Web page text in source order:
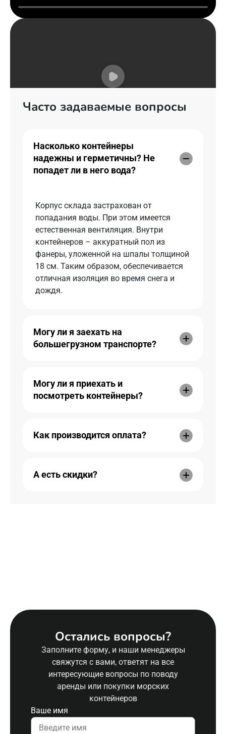
Часто задаваемые вопросы
Насколько контейнеры
надежны и герметичны? Не
попадет ли в него вода?
Корпус склада застрахован от
попадания воды. При этом имеется
естественная вентиляция. Внутри
контейнеров – аккуратный пол из
фанеры, уложенной на шпалы толщиной
18 см. Таким образом, обеспечивается
отличная изоляция во время снега и
дождя.
Могу ли я заехать на
большегрузном транспорте?
Могу ли я приехать и
посмотреть контейнеры?
Как производится оплата?
А есть скидки?
Остались вопросы?
Заполните форму, и наши менеджеры
свяжутся с вами, ответят на все
интересующие вопросы по поводу
аренды или покупки морских
контейнеров
Ваше имя